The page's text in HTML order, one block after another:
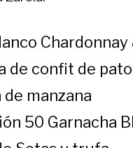
Chardonnay
de confit de
manzana
50 Garnacha